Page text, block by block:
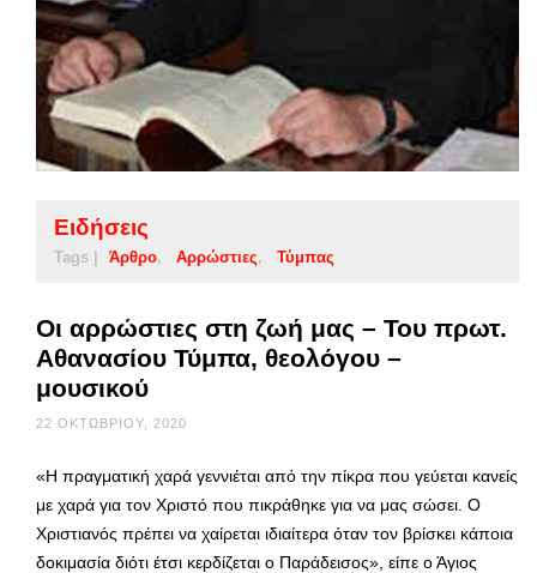
Ειδήσεις
Tags | Άρθρο Αρρώστιες Τύμπας
Οι αρρώστιες στη ζωή μας – Του πρωτ.
Αθανασίου Τύμπα, θεολόγου –
μουσικού
22 ΟΚΤΩΒΡΊΟΥ, 2020
«Η πραγματική χαρά γεννιέται από την πίκρα που γεύεται κανείς
με χαρά για τον Χριστό που πικράθηκε για να μας σώσει. Ο
Χριστιανός πρέπει να χαίρεται ιδιαίτερα όταν τον βρίσκει κάποια
δοκιμασία διότι έτσι κερδίζεται ο Παράδεισος», είπε ο Άγιος